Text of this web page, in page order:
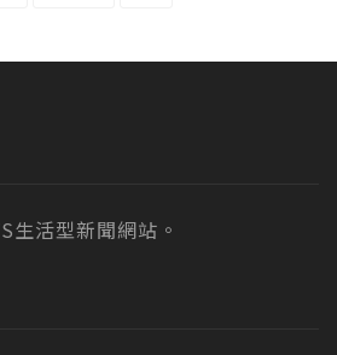
活型新聞網站。